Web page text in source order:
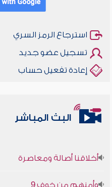
استرجاع الرمز السري
تسجيل عضو جديد
إعادة تفعيل حساب
البث المباشر
أخلاقنا أصالة ومعاصرة
وأمنهم من خوف 9